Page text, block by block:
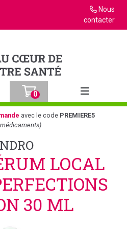
Nous
contacter
0
Afficher la
avec le code PREMIERE5
LOCAL
30 ML